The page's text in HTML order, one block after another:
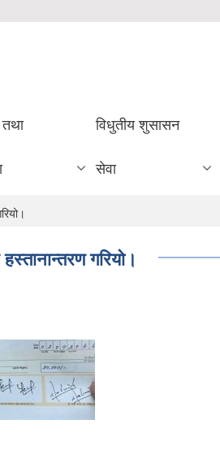
तथा विधुतीय शुसासन
सेवा
गरियो।